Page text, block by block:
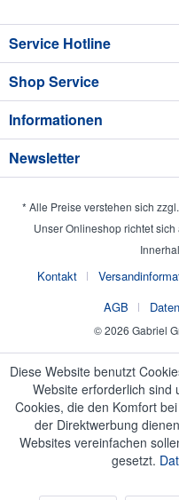
Service Hotline
Shop Service
Informationen
Newsletter
* Alle Preise verstehen sich
Unser Onlineshop richtet
Kontakt
AGB
© 2026 Gabriel
Diese Website benutzt
Website erforderlich sind
Cookies, die den Komfort
der Direktwerbung
Websites vereinfachen
gesetzt.